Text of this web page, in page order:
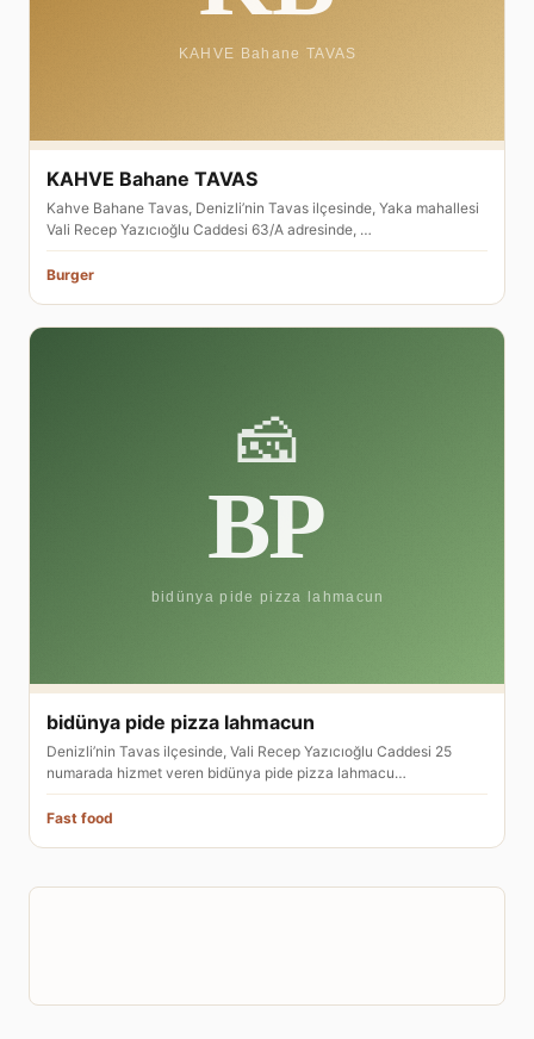
KAHVE Bahane TAVAS
Kahve Bahane Tavas, Denizli’nin Tavas ilçesinde, Yaka mahallesi
Vali Recep Yazıcıoğlu Caddesi 63/A adresinde, …
Burger
bidünya pide pizza lahmacun
Denizli’nin Tavas ilçesinde, Vali Recep Yazıcıoğlu Caddesi 25
numarada hizmet veren bidünya pide pizza lahmacu…
Fast food